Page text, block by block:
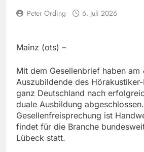
Peter Ording 6. Juli 2026
Mainz (ots) –
Mit dem Gesellenbrief haben am
Auszubildende des
ganz Deutschland nach
duale Ausbildung
Gesellenfreisprechung ist
findet für die Branche
Lübeck statt.